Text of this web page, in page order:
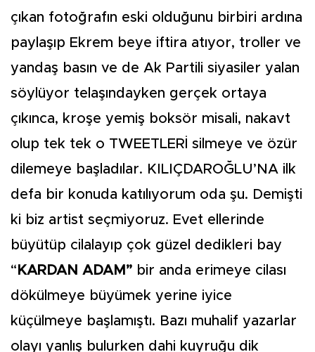
çıkan fotoğrafın eski olduğunu birbiri ardına
paylaşıp Ekrem beye iftira atıyor, troller ve
yandaş basın ve de Ak Partili siyasiler yalan
söylüyor telaşındayken gerçek ortaya
çıkınca, kroşe yemiş boksör misali, nakavt
olup tek tek o TWEETLERİ silmeye ve özür
dilemeye başladılar. KILIÇDAROĞLU’NA ilk
defa bir konuda katılıyorum oda şu. Demişti
ki biz artist seçmiyoruz. Evet ellerinde
büyütüp cilalayıp çok güzel dedikleri bay
“ KARDAN ADAM” bir anda erimeye cilası
dökülmeye büyümek yerine iyice
küçülmeye başlamıştı. Bazı muhalif yazarlar
olayı yanlış bulurken dahi kuyruğu dik